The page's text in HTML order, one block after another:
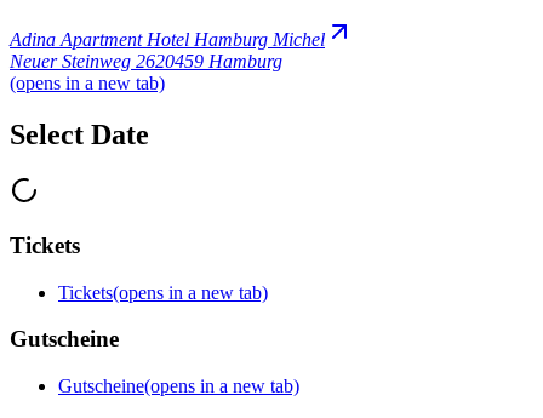
Adina Apartment Hotel Hamburg Michel
Neuer Steinweg 2620459 Hamburg
(opens in a new tab)
Select Date
Tickets
Tickets(opens in a new tab)
Gutscheine
Gutscheine(opens in a new tab)